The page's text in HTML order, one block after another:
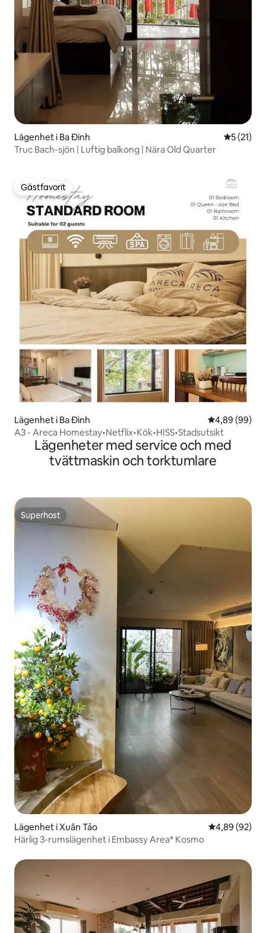
Lägenhet i Ba Đình 5 av 5 i
5 (21)
Truc Bach-sjön | Luftig balkong | Nära Old Quarter
Gästfavorit
Gästfavorit
Lägenhet i Ba Đình 4,89 av 5 i
4,89 (99)
A3 - Areca Homestay•Netflix•Kök•HISS•Stadsutsikt
Lägenheter med service och med
tvättmaskin och torktumlare
Superhost
Superhost
Lägenhet i Xuân Tảo 4,89 av 5 i
4,89 (92)
Härlig 3-rumslägenhet i Embassy Area* Kosmo